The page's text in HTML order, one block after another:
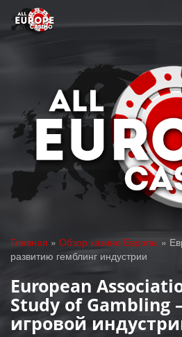
Главная » Обзор казино Европы »
развитию гемблинг индустрии
European
Study of
игровой